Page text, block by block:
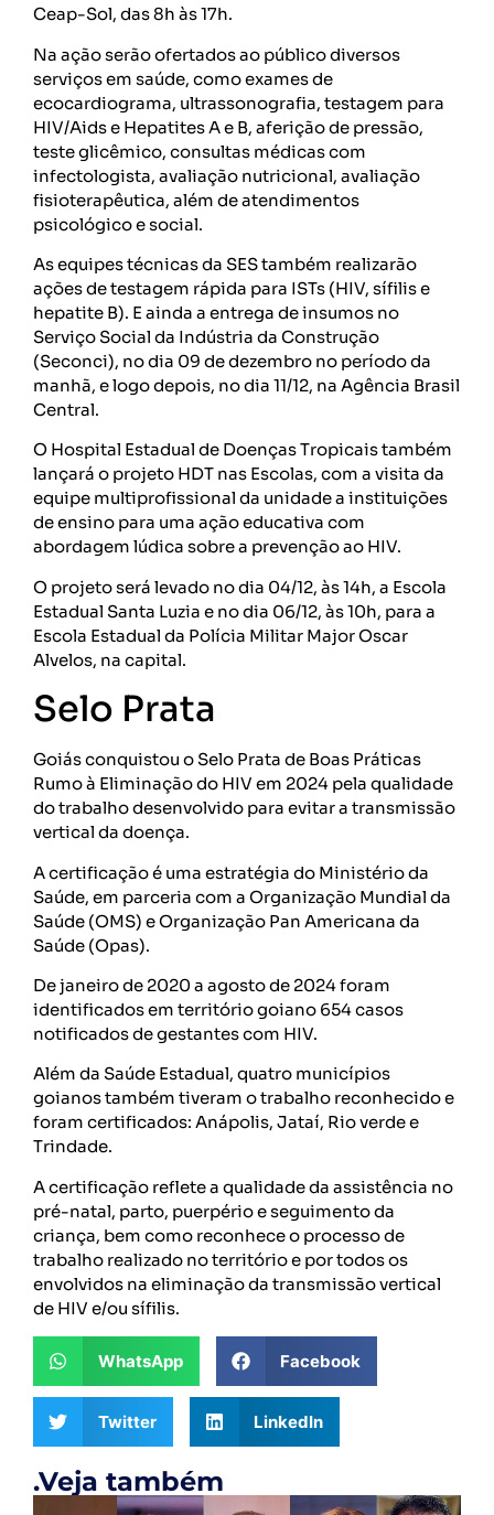
Ceap-Sol, das 8h às 17h.
Na ação serão ofertados ao público diversos
serviços em saúde, como exames de
ecocardiograma, ultrassonografia, testagem para
HIV/Aids e Hepatites A e B, aferição de pressão,
teste glicêmico, consultas médicas com
infectologista, avaliação nutricional, avaliação
fisioterapêutica, além de atendimentos
psicológico e social.
As equipes técnicas da SES também realizarão
ações de testagem rápida para ISTs (HIV, sífilis e
hepatite B). E ainda a entrega de insumos no
Serviço Social da Indústria da Construção
(Seconci), no dia 09 de dezembro no período da
manhã, e logo depois, no dia 11/12, na Agência Brasil
Central.
O Hospital Estadual de Doenças Tropicais também
lançará o projeto HDT nas Escolas, com a visita da
equipe multiprofissional da unidade a instituições
de ensino para uma ação educativa com
abordagem lúdica sobre a prevenção ao HIV.
O projeto será levado no dia 04/12, às 14h, a Escola
Estadual Santa Luzia e no dia 06/12, às 10h, para a
Escola Estadual da Polícia Militar Major Oscar
Alvelos, na capital.
Selo Prata
Goiás conquistou o Selo Prata de Boas Práticas
Rumo à Eliminação do HIV em 2024 pela qualidade
do trabalho desenvolvido para evitar a transmissão
vertical da doença.
A certificação é uma estratégia do Ministério da
Saúde, em parceria com a Organização Mundial da
Saúde (OMS) e Organização Pan Americana da
Saúde (Opas).
De janeiro de 2020 a agosto de 2024 foram
identificados em território goiano 654 casos
notificados de gestantes com HIV.
Além da Saúde Estadual, quatro municípios
goianos também tiveram o trabalho reconhecido e
foram certificados: Anápolis, Jataí, Rio verde e
Trindade.
A certificação reflete a qualidade da assistência no
pré-natal, parto, puerpério e seguimento da
criança, bem como reconhece o processo de
trabalho realizado no território e por todos os
envolvidos na eliminação da transmissão vertical
de HIV e/ou sífilis.
WhatsApp Facebook
Twitter LinkedIn
.Veja também